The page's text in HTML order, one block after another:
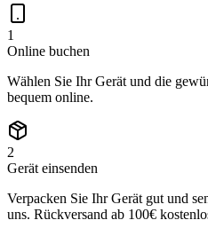
1
Online buchen
Wählen Sie Ihr Gerät und die
bequem online.
2
Gerät einsenden
Verpacken Sie Ihr Gerät gut und
uns. Rückversand ab 100€